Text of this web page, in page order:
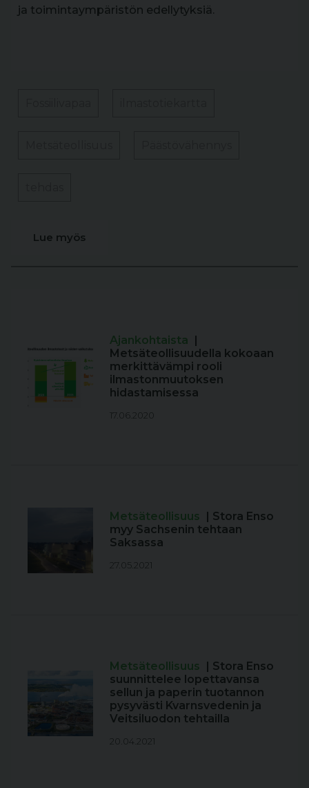
ja toimintaympäristön edellytyksiä.
Lue myös
Ajankohtaista
Metsäteollisuudella kokoaan
merkittävämpi rooli
ilmastonmuutoksen
hidastamisessa
17.06.2020
Metsäteollisuus
| Stora Enso
myy Sachsenin tehtaan
Saksassa
27.05.2021
Metsäteollisuus
| Stora Enso
suunnittelee lopettavansa
sellun ja paperin tuotannon
pysyvästi Kvarnsvedenin ja
Veitsiluodon tehtailla
20.04.2021